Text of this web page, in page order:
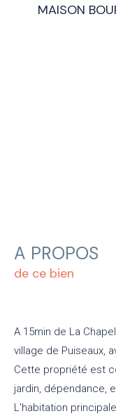
MAISON
A PROPOS
de ce bien
A 15min de La
village de Puiseaux,
Cette propriété est
jardin, dépendance,
L'habitation